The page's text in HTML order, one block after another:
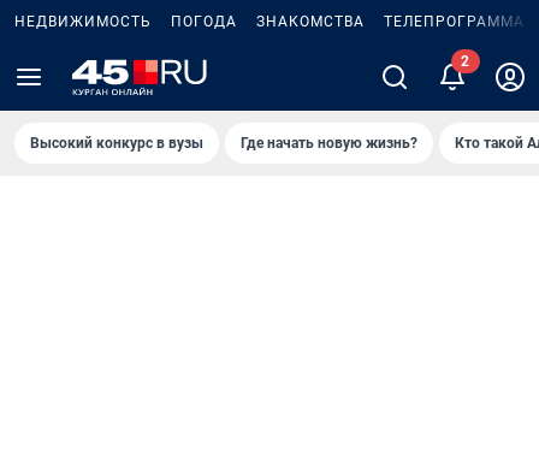
НЕДВИЖИМОСТЬ ПОГОДА ЗНАКОМСТВА ТЕЛЕПРОГРАММА
Высокий конкурс в вузы Где начать новую жизнь? Кто такой